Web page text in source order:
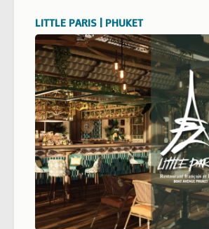
LITTLE PARIS | PHUKET